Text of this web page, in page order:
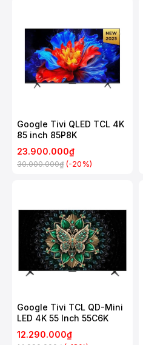
Google Tivi QLED TCL 4K
85 inch 85P8K
23.900.000₫
30.000.000₫ (-20%)
Google Tivi TCL QD-Mini
LED 4K 55 Inch 55C6K
12.290.000₫